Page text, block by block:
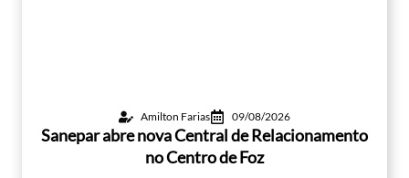
Amilton Farias 09/08/2026
Sanepar abre nova Central de Relacionamento
no Centro de Foz